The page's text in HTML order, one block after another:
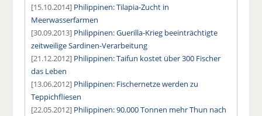
[15.10.2014] Philippinen: Tilapia-Zucht in
Meerwasserfarmen
[30.09.2013] Philippinen: Guerilla-Krieg beeinträchtigte
zeitweilige Sardinen-Verarbeitung
[21.12.2012] Philippinen: Taifun kostet über 300 Fischer
das Leben
[13.06.2012] Philippinen: Fischernetze werden zu
Teppichfliesen
[22.05.2012] Philippinen: 90.000 Tonnen mehr Thun nach